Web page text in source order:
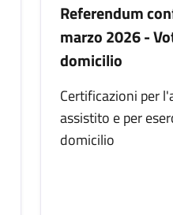
Referendum
marzo 2026 -
domicilio
Certificazioni per
assistito e per
domicilio